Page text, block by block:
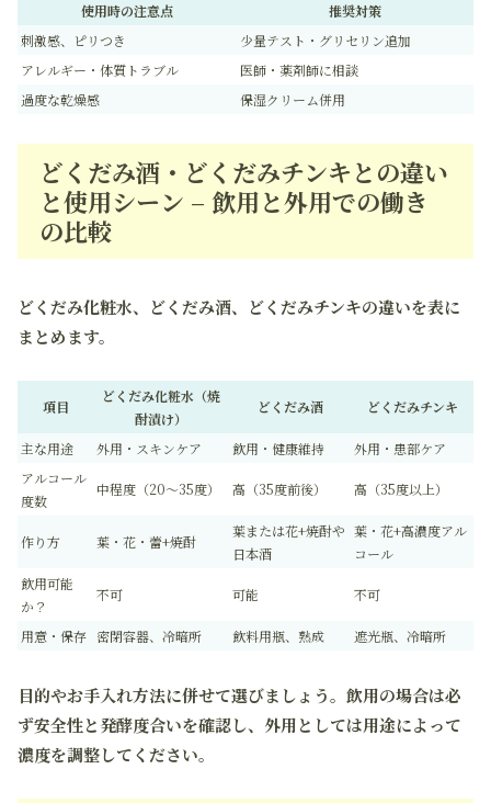
使用時の注意点
推奨対策
刺激感、ピリつき
少量テスト・グリセリン追加
アレルギー・体質トラブル
医師・薬剤師に相談
過度な乾燥感
保湿クリーム併用
どくだみ酒・どくだみチンキとの違い
と使用シーン – 飲用と外用での働き
の比較
どくだみ化粧水、どくだみ酒、どくだみチンキの違いを表に
まとめます。
項目
どくだみ化粧水（焼
酎漬け）
どくだみ酒 どくだみチンキ
主な用途 外用・スキンケア 飲用・健康維持
外用・患部ケア
アルコール
度数
中程度（20～35度） 高（35度前後） 高（35度以上）
作り方 葉・花・蕾+焼酎
葉または花+焼酎や
日本酒
葉・花+高濃度アル
コール
飲用可能
か？
不可 可能 不可
用意・保存 密閉容器、冷暗所 飲料用瓶、熟成 遮光瓶、冷暗所
目的やお手入れ方法に併せて選びましょう。飲用の場合は必
ず安全性と発酵度合いを確認し、外用としては用途によって
濃度を調整してください。